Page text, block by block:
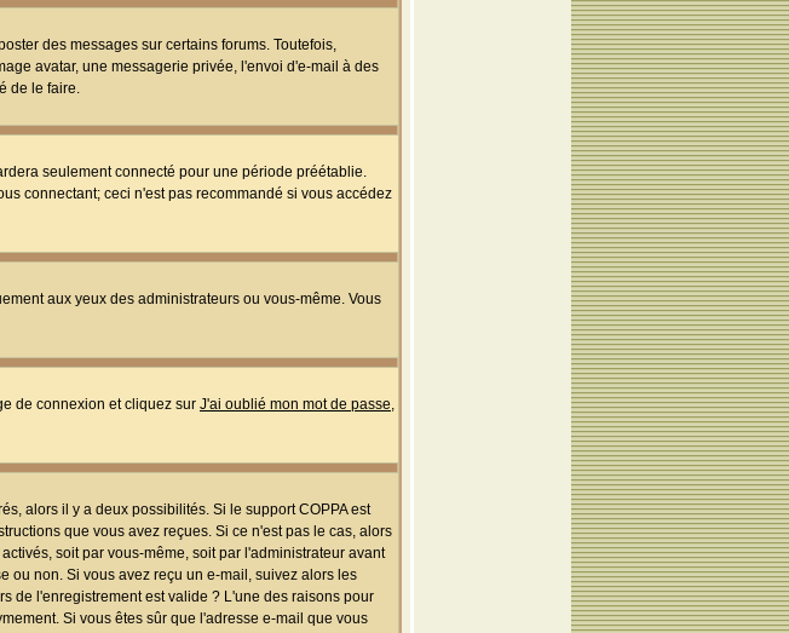
des messages sur certains forums. Toutefois,
avatar, une messagerie privée, l'envoi d'e-mail à des
de le faire.
seulement connecté pour une période préétablie.
connectant; ceci n'est pas recommandé si vous accédez
aux yeux des administrateurs ou vous-même. Vous
de connexion et cliquez sur J'ai oublié mon mot de passe,
alors il y a deux possibilités. Si le support COPPA est
que vous avez reçues. Si ce n'est pas le cas, alors
soit par vous-même, soit par l'administrateur avant
ou non. Si vous avez reçu un e-mail, suivez alors les
de l'enregistrement est valide ? L'une des raisons pour
Si vous êtes sûr que l'adresse e-mail que vous